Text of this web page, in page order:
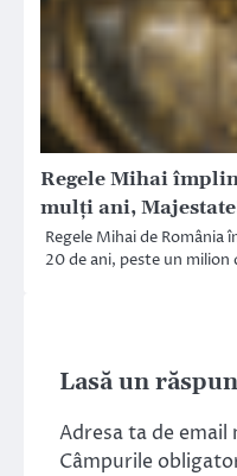
Regele Mihai
mulţi ani,
Regele Mihai de România
20 de ani, peste un
Lasă un
Adresa ta de
Câmpurile